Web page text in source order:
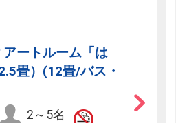
ートルーム「は
畳）(12畳/バス・
2～5名